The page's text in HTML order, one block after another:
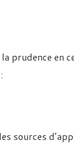
prudence en
sources